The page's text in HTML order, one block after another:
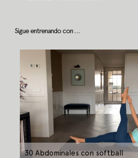
Sigue entrenando con …
30 Abdominales con softball